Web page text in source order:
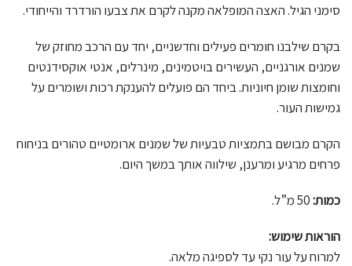
סימני הגיל. האצה המופלאה מקנה לקרם את צבעו הורדרד והייחודי.
בקרם שילבנו חומרים פעילים וחדשניים, יחד עם הרכב מחוזק של
שמנים אורגניים, העשירים בויטמינים, מינרלים, אנטי אוקסידנטים
וחומצות שומן חיוניות. ביחד הם פועלים להענקת רכות ושומרים על
גמישות העור.
הקרם מבושם בתמציות טבעיות של שמנים ארומטיים טהורים בניחוח
פרחים מרגיע ומרענן, שילווה אותך במשך היום.
כמות:50 מ”ל.
הוראות שימוש:
למרוח על עור נקי עד לספיגה מלאה.